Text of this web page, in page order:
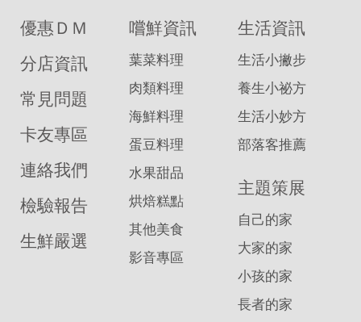
優惠ＤＭ
分店資訊
常見問題
卡友專區
連絡我們
檢驗報告
生鮮嚴選
嚐鮮資訊
葉菜料理
肉類料理
海鮮料理
蛋豆料理
水果甜品
烘焙糕點
其他美食
影音專區
生活資訊
生活小撇步
養生小祕方
生活小妙方
部落客推薦
主題策展
自己的家
大家的家
小孩的家
長者的家